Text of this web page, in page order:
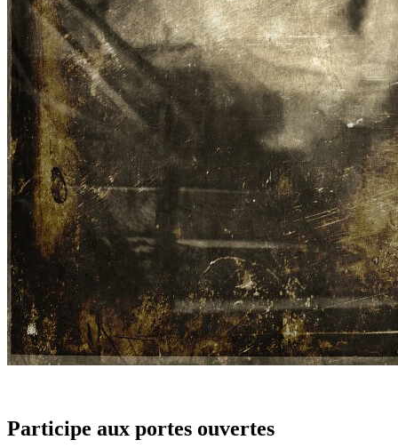
Participe aux portes ouvertes